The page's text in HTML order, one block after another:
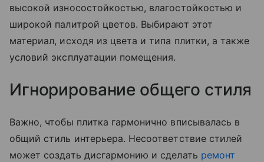
высокой износостойкостью, влагостойкостью и
широкой палитрой цветов. Выбирают этот
материал, исходя из цвета и типа плитки, а также
условий эксплуатации помещения.
Игнорирование общего стиля
Важно, чтобы плитка гармонично вписывалась в
общий стиль интерьера. Несоответствие стилей
может создать дисгармонию и сделать ремонт